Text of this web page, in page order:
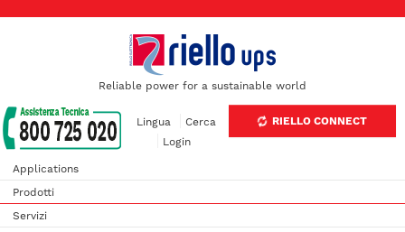
Reliable power for a sustainable world
RIELLO CONNECT
Lingua
Cerca
Login
Applications
Prodotti
Servizi